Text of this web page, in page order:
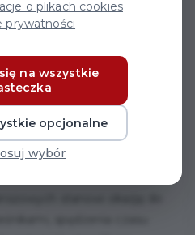
kto ma ochotę spędzić
jest zarówno dla
i też dla mistrzów
o plikach cookies
prywatności
na wszystkie
opcjonalne
wybór